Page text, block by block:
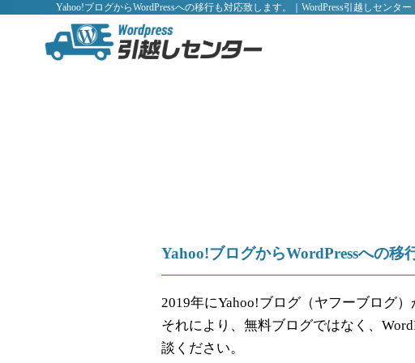
Yahoo!ブログからWordPressへの移行も対応致します。｜WordPress引越しセンター
Yahoo!ブログからWordPressへの移
2019年にYahoo!ブログ（ヤフーブログ
それにより、無料ブログではなく、
談ください。